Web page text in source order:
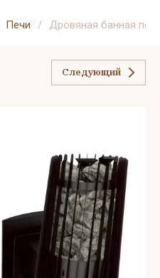
Печи / Дровяная банная
Следующий